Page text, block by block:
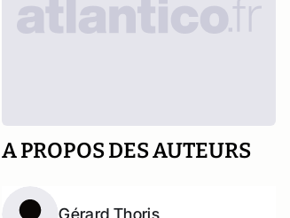
A PROPOS DES AUTEURS
Gérard Thoris